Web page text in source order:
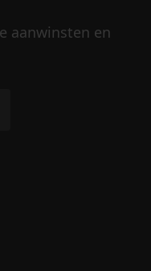
aanwinsten en